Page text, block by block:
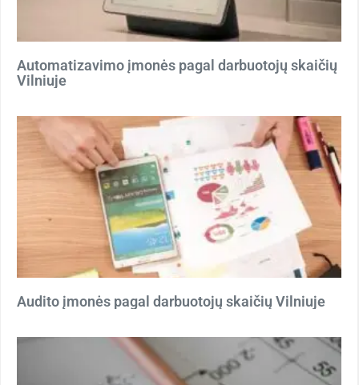
Automatizavimo įmonės pagal darbuotojų skaičių
Vilniuje
Audito įmonės pagal darbuotojų skaičių Vilniuje